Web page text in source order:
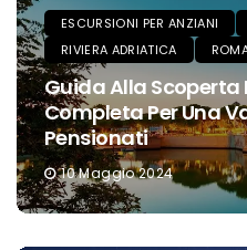
ESCURSIONI PER ANZIANI
RIVIERA ADRIATICA
Guida Alla Scoperta
Completa Per Una
Pensionati
10 Maggio 2024